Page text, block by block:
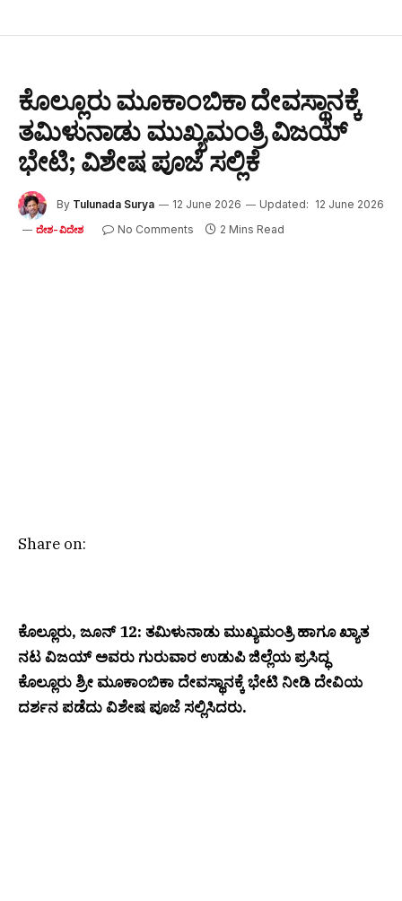
ಕೊಲ್ಲೂರು ಮೂಕಾಂಬಿಕಾ ದೇವಸ್ಥಾನಕ್ಕೆ
ತಮಿಳುನಾಡು ಮುಖ್ಯಮಂತ್ರಿ ವಿಜಯ್
ಭೇಟಿ; ವಿಶೇಷ ಪೂಜೆ ಸಲ್ಲಿಕೆ
By Tulunada Surya 12 June 2026 Updated: 12 June 2026
ದೇಶ-ವಿದೇಶ No Comments 2 Mins Read
Share on:
ಕೊಲ್ಲೂರು, ಜೂನ್ 12: ತಮಿಳುನಾಡು ಮುಖ್ಯಮಂತ್ರಿ ಹಾಗೂ ಖ್ಯಾತ
ನಟ ವಿಜಯ್ ಅವರು ಗುರುವಾರ ಉಡುಪಿ ಜಿಲ್ಲೆಯ ಪ್ರಸಿದ್ಧ
ಕೊಲ್ಲೂರು ಶ್ರೀ ಮೂಕಾಂಬಿಕಾ ದೇವಸ್ಥಾನಕ್ಕೆ ಭೇಟಿ ನೀಡಿ ದೇವಿಯ
ದರ್ಶನ ಪಡೆದು ವಿಶೇಷ ಪೂಜೆ ಸಲ್ಲಿಸಿದರು.